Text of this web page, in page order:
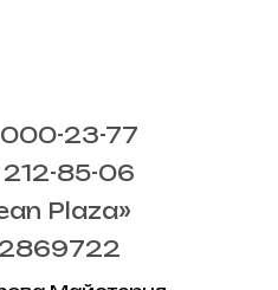
23-77
85-06
Plaza»